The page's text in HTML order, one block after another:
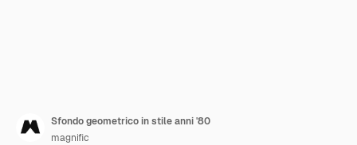
Sfondo geometrico in stile anni '80
magnific